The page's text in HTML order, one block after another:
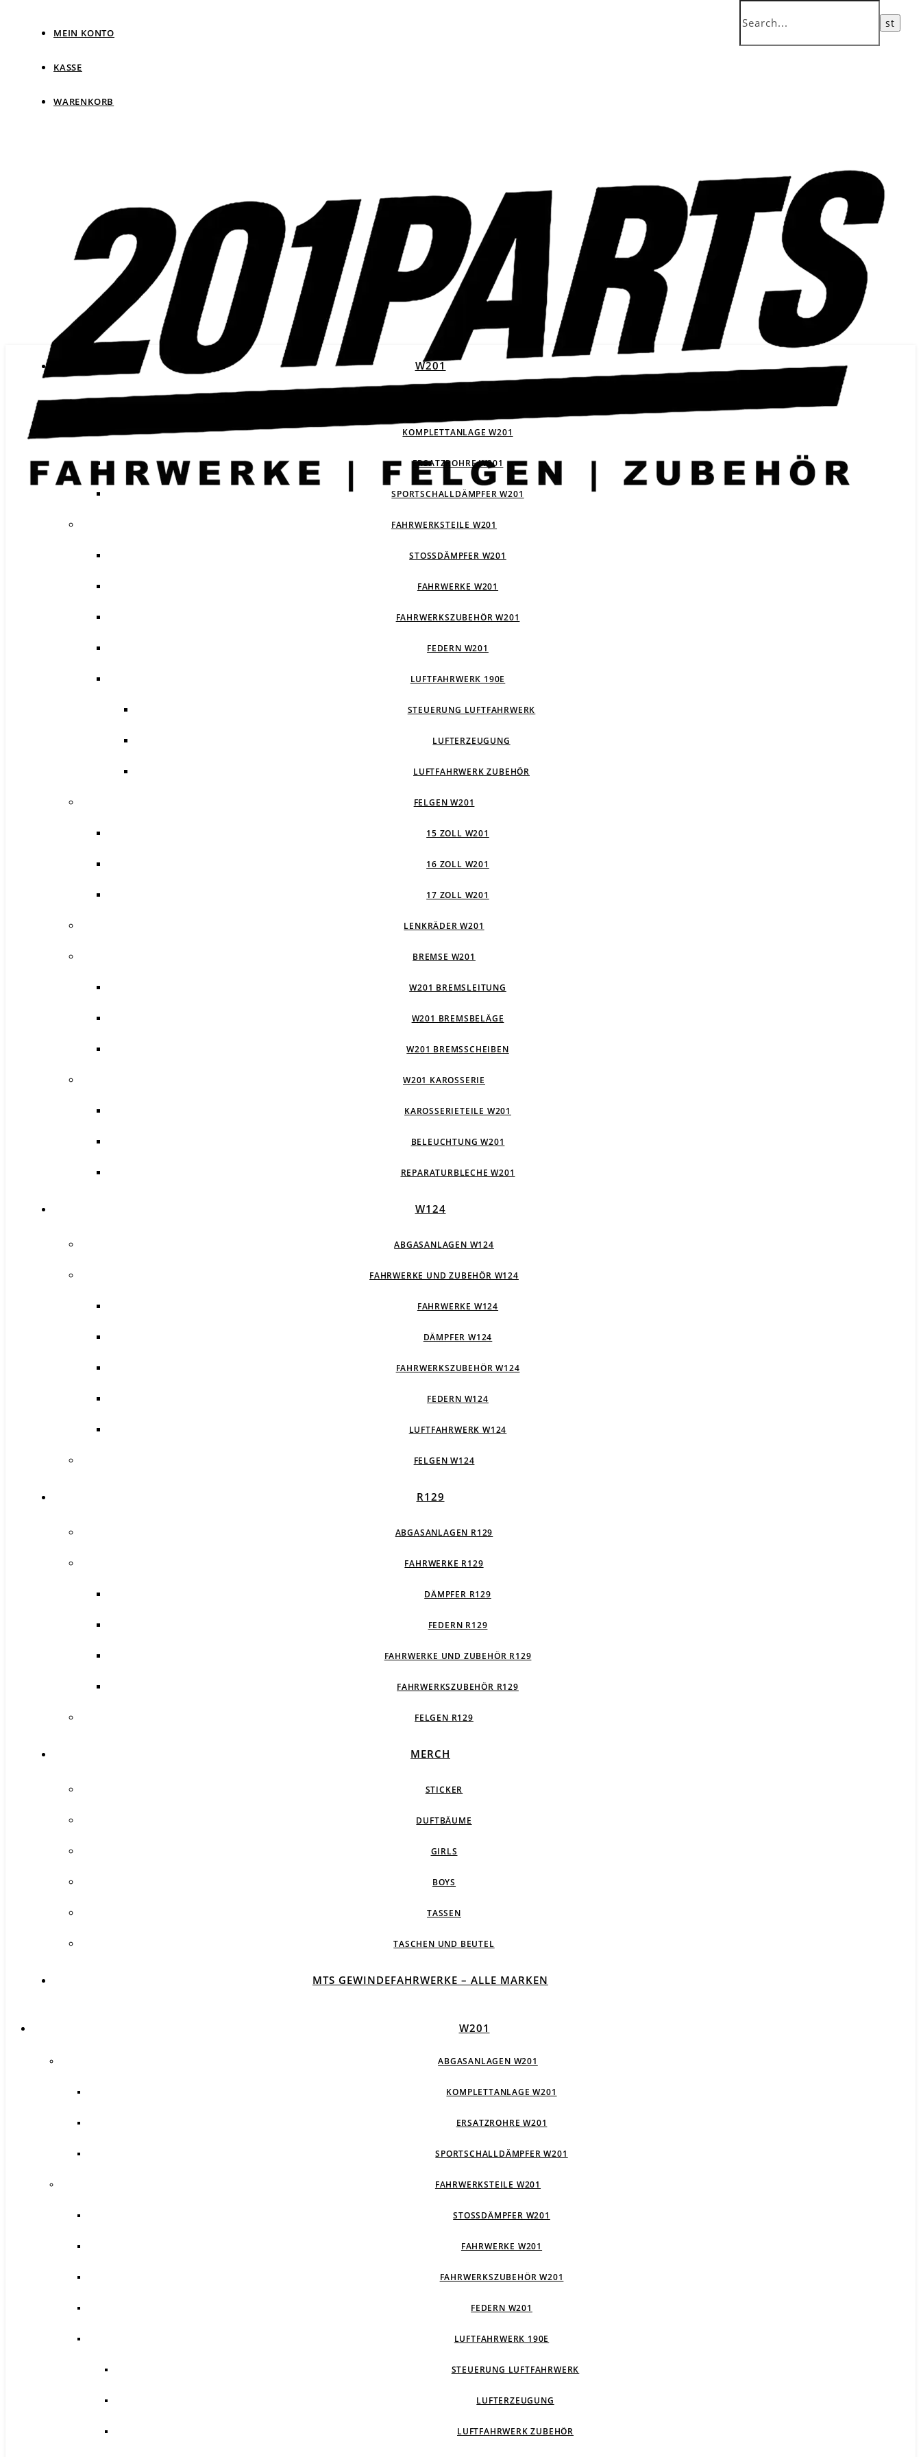
MEIN KONTO
KASSE
WARENKORB
W201
KOMPLETTANLAGE W201
ERSATZROHRE W201
SPORTSCHALLDÄMPFER W201
FAHRWERKSTEILE W201
STOSSDÄMPFER W201
FAHRWERKE W201
FAHRWERKSZUBEHÖR W201
FEDERN W201
LUFTFAHRWERK 190E
STEUERUNG LUFTFAHRWERK
LUFTERZEUGUNG
LUFTFAHRWERK ZUBEHÖR
FELGEN W201
15 ZOLL W201
16 ZOLL W201
17 ZOLL W201
LENKRÄDER W201
BREMSE W201
W201 BREMSLEITUNG
W201 BREMSBELÄGE
W201 BREMSSCHEIBEN
W201 KAROSSERIE
KAROSSERIETEILE W201
BELEUCHTUNG W201
REPARATURBLECHE W201
W124
ABGASANLAGEN W124
FAHRWERKE UND ZUBEHÖR W124
FAHRWERKE W124
DÄMPFER W124
FAHRWERKSZUBEHÖR W124
FEDERN W124
LUFTFAHRWERK W124
FELGEN W124
R129
ABGASANLAGEN R129
FAHRWERKE R129
DÄMPFER R129
FEDERN R129
FAHRWERKE UND ZUBEHÖR R129
FAHRWERKSZUBEHÖR R129
FELGEN R129
MERCH
STICKER
DUFTBÄUME
GIRLS
BOYS
TASSEN
TASCHEN UND BEUTEL
MTS GEWINDEFAHRWERKE – ALLE MARKEN
W201
ABGASANLAGEN W201
KOMPLETTANLAGE W201
ERSATZROHRE W201
SPORTSCHALLDÄMPFER W201
FAHRWERKSTEILE W201
STOSSDÄMPFER W201
FAHRWERKE W201
FAHRWERKSZUBEHÖR W201
FEDERN W201
LUFTFAHRWERK 190E
STEUERUNG LUFTFAHRWERK
LUFTERZEUGUNG
LUFTFAHRWERK ZUBEHÖR